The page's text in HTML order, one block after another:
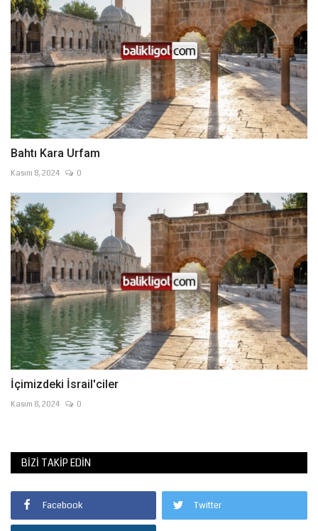
Bahtı Kara Urfam
Kasım 8, 2024 0
İçimizdeki İsrail'ciler
Kasım 8, 2024 0
BIZI TAKIP EDIN
Facebook Twitter